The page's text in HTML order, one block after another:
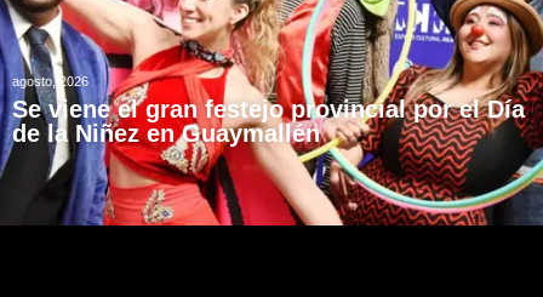
agosto, 2026
Se viene el gran festejo provincial por el Día
de la Niñez en Guaymallén